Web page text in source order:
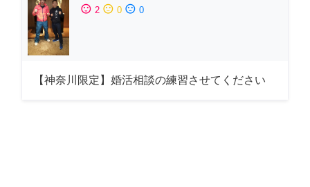
sentiment_satisfied 2 sentiment_neutral 0 sentiment_dissatisfied 0
【神奈川限定】婚活相談の練習させてください